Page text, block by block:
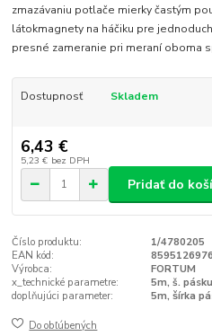
zmazávaniu potlače mierky častým
látokmagnety na háčiku pre
presné zameranie pri meraní oboma
Dostupnosť Skladem
6,43 €
5,23 € bez DPH
Pridať do
Číslo produktu:
1/4780205
EAN kód:
Výrobca:
FORTUM
x_technické parametre:
5m, š.
doplňujúci parameter:
5m, šírka
Do obľúbených